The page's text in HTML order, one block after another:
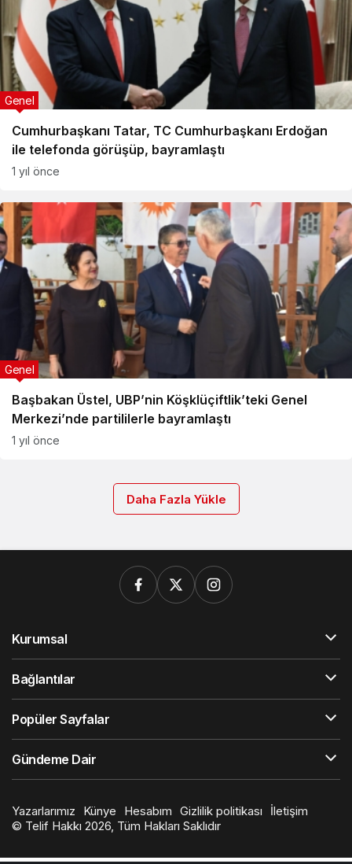
Cumhurbaşkanı Tatar, TC Cumhurbaşkanı Erdoğan
ile telefonda görüşüp, bayramlaştı
Genel
1 yıl önce
Başbakan Üstel, UBP’nin Köşklüçiftlik’teki Genel
Merkezi’nde partililerle bayramlaştı
Genel
1 yıl önce
Daha Fazla Yükle
Kurumsal
Bağlantılar
Popüler Sayfalar
Gündeme Dair
Yazarlarımız Künye Hesabım Gizlilik politikası
İletişim
© Telif Hakkı 2026, Tüm Hakları Saklıdır